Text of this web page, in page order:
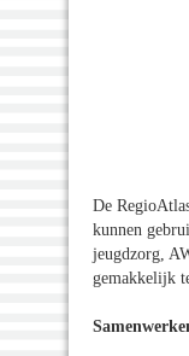
De
kunnen
jeugdzorg,
gemakkelijk